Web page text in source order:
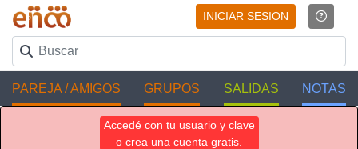
INICIAR SESION
PAREJA / AMIGOS GRUPOS SALIDAS NOTAS
Accedé con tu usuario y clave
o crea una cuenta gratis.